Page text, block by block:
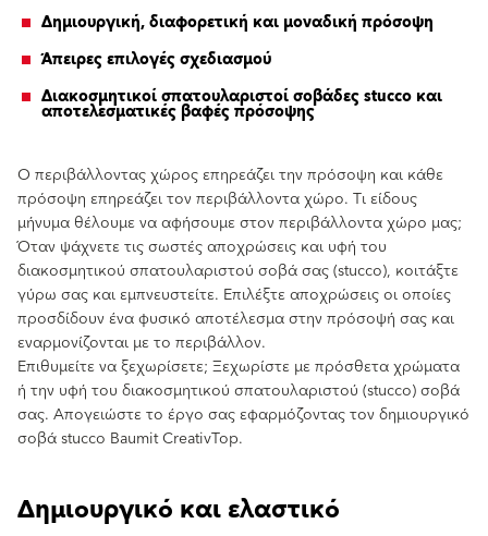
Δημιουργική, διαφορετική και μοναδική πρόσοψη
Άπειρες επιλογές σχεδιασμού
Διακοσμητικοί σπατουλαριστοί σοβάδες stucco και
αποτελεσματικές βαφές πρόσοψης
Ο περιβάλλοντας χώρος επηρεάζει την πρόσοψη και κάθε
πρόσοψη επηρεάζει τον περιβάλλοντα χώρο. Τι είδους
μήνυμα θέλουμε να αφήσουμε στον περιβάλλοντα χώρο μας;
Όταν ψάχνετε τις σωστές αποχρώσεις και υφή του
διακοσμητικού σπατουλαριστού σοβά σας (stucco), κοιτάξτε
γύρω σας και εμπνευστείτε. Επιλέξτε αποχρώσεις οι οποίες
προσδίδουν ένα φυσικό αποτέλεσμα στην πρόσοψή σας και
εναρμονίζονται με το περιβάλλον.
Επιθυμείτε να ξεχωρίσετε; Ξεχωρίστε με πρόσθετα χρώματα
ή την υφή του διακοσμητικού σπατουλαριστού (stucco) σοβά
σας. Απογειώστε το έργο σας εφαρμόζοντας τον δημιουργικό
σοβά stucco Baumit CreativTop.
Δημιουργικό και ελαστικό